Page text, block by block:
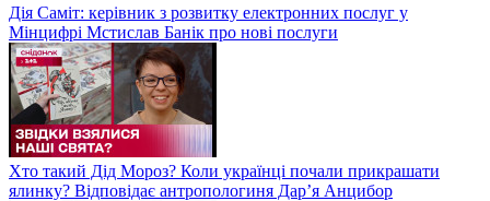
Дія Саміт: керівник з розвитку електронних послуг у
Мінцифрі Мстислав Банік про нові послуги
Хто такий Дід Мороз? Коли українці почали прикрашати
ялинку? Відповідає антропологиня Дарʼя Анцибор